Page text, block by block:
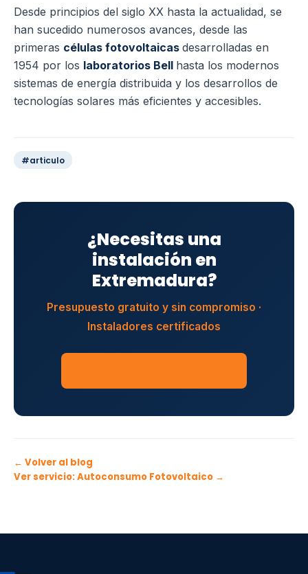
Desde principios del siglo XX hasta la actualidad, se
han sucedido numerosos avances, desde las
primeras células fotovoltaicas desarrolladas en
1954 por los laboratorios Bell hasta los modernos
sistemas de energía distribuida y los desarrollos de
tecnologías solares más eficientes y accesibles.
#articulo
¿Necesitas una
instalación en
Extremadura?
Presupuesto gratuito y sin compromiso ·
Instaladores certificados
← Volver al blog
Ver servicio: Autoconsumo Fotovoltaico →